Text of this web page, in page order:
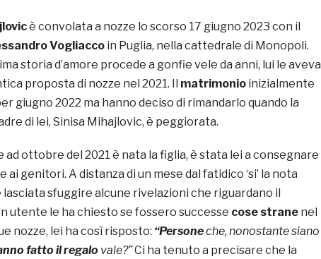
è convolata a nozze lo scorso 17 giugno 2023 con il
Vogliacco in Puglia, nella cattedrale di Monopoli.
storia d’amore procede a gonfie vele da anni, lui le aveva
proposta di nozze nel 2021. Il matrimonio inizialmente
giugno 2022 ma hanno deciso di rimandarlo quando la
di lei, Sinisa Mihajlovic, è peggiorata.
ad ottobre del 2021 è nata la figlia, è stata lei a consegnare
ai genitori. A distanza di un mese dal fatidico ‘si’ la nota
lasciata sfuggire alcune rivelazioni che riguardano il
utente le ha chiesto se fossero successe cose strane nel
nozze, lei ha così risposto: “Personeche, nonostante siano
fatto il regalo vale?”Ci ha tenuto a precisare che la